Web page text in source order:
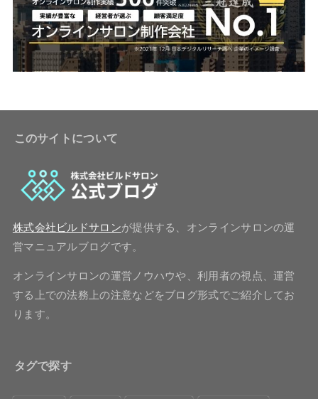
このサイトについて
株式会社ビルドサロンが提供する、オンラインサロンの運
営マニュアルブログです。
オンラインサロンの運営ノウハウや、利用者の視点、運営
する上での法務上の注意などをブログ形式でご紹介してお
ります。
タグで探す